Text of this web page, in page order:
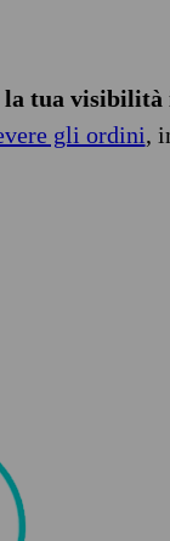
la tua visibilità
gli ordini,